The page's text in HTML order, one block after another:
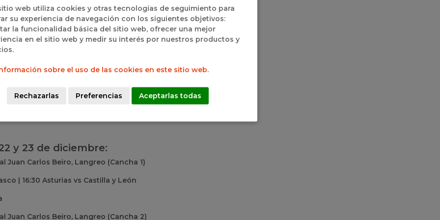
22 y 23 de diciembre:
Agurain (Álava).
| 16:15 Asturias vs Castilla y León
Araia (Álava).
| 18:00 Asturias vs Castilla y León
y 23 de diciembre:
Carlos Beiro, Langreo (Cancha 1)
| 16:30 Asturias vs Castilla y León
Carlos Beiro, Langreo (Cancha 2)
web utiliza cookies y otras tecnologías de seguimiento para
su experiencia de navegación con los siguientes objetivos:
la funcionalidad básica del sitio web, ofrecer una mejor
en el sitio web y medir su interés por nuestros productos y
sobre el uso de las cookies en este sitio web.
Rechazarlas Preferencias Aceptarlas todas